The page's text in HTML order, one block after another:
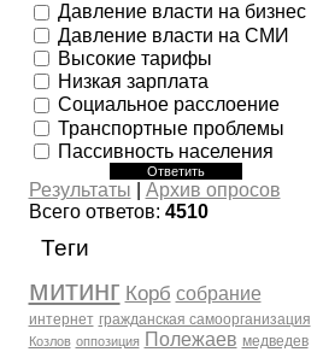
Давление власти на бизнес
Давление власти на СМИ
Высокие тарифы
Низкая зарплата
Социальное расслоение
Транспортные проблемы
Пассивность населения
Результаты
Архив опросов
Всего ответов: 4510
Теги
митинг Корб собрание
интернет гражданская самоорганизация
Козлов оппозиция Полежаев медведев